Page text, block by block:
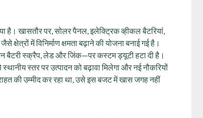
है। खासतौर पर, सोलर पैनल, इलेक्ट्रिक व्हीकल बैटरियां,
में विनिर्माण क्षमता बढ़ाने की योजना बनाई गई है।
बैटरी स्क्रैप, लेड और जिंक—पर कस्टम ड्यूटी हटा दी है।
स्तर पर उत्पादन को बढ़ावा मिलेगा और नई नौकरियों
की उम्मीद कर रहा था, उसे इस बजट में खास जगह नहीं